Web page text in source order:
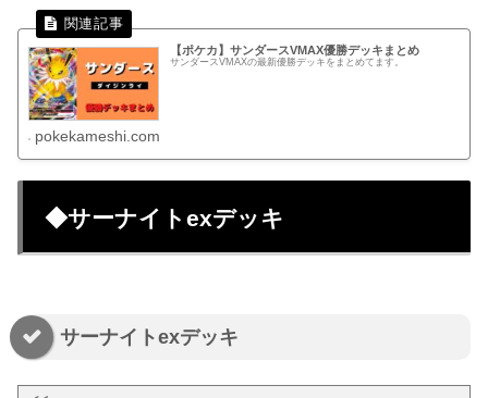
【ポケカ】サンダースVMAX優勝デッキまとめ
サンダースVMAXの最新優勝デッキをまとめてます。
pokekameshi.com
◆サーナイトexデッキ
サーナイトexデッキ